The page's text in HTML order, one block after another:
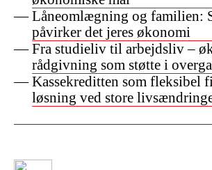
Låneomlægning og familien:
påvirker det jeres økonomi
Fra studieliv til arbejdsliv –
rådgivning som støtte i
Kassekreditten som fleksibel
løsning ved store